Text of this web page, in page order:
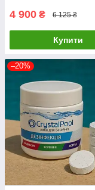
4 900 ₴ 6 125 ₴
Купити
–20%